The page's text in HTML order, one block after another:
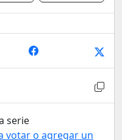
serie
votar o agregar un